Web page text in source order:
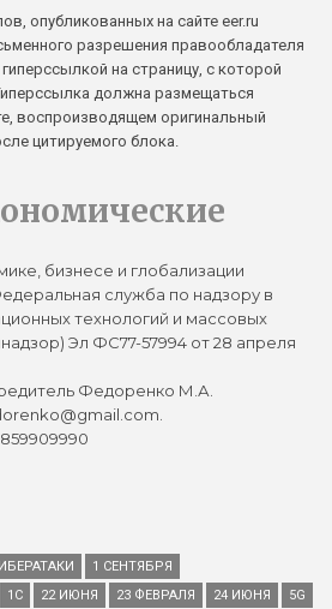
опубликованных на сайте eer.ru
разрешения правообладателя
на страницу, с которой
должна размещаться
воспроизводящем оригинальный
цитируемого блока.
бизнесе и глобализации
служба по надзору в
технологий и массовых
Эл ФС77-57994 от 28 апреля
Федоренко М.А.
1 СЕНТЯБРЯ
1С 22 ИЮНЯ 23 ФЕВРАЛЯ 24 ИЮНЯ
5G